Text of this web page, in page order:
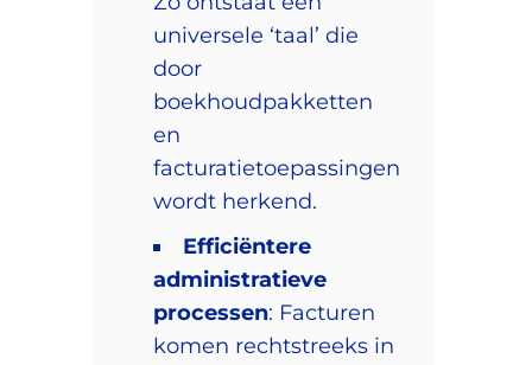
universele ‘taal’ die
door
boekhoudpakketten
en
facturatietoepassingen
wordt herkend.
Efficiëntere
administratieve
processen: Facturen
komen rechtstreeks in